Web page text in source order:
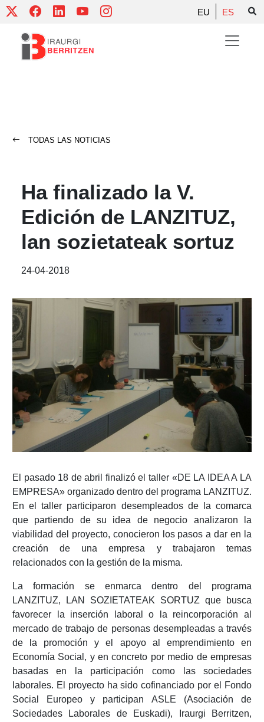
Skip
content
EU ES
TODAS LAS NOTICIAS
Ha finalizado la V.
Edición de LANZITUZ,
lan sozietateak sortuz
24-04-2018
El pasado 18 de abril finalizó el taller «DE LA IDEA A LA
EMPRESA» organizado dentro del programa LANZITUZ.
En el taller participaron desempleados de la comarca
que partiendo de su idea de negocio analizaron la
viabilidad del proyecto, conocieron los pasos a dar en la
creación de una empresa y trabajaron temas
relacionados con la gestión de la misma.
La formación se enmarca dentro del programa
LANZITUZ, LAN SOZIETATEAK SORTUZ que busca
favorecer la inserción laboral o la reincorporación al
mercado de trabajo de personas desempleadas a través
de la promoción y el apoyo al emprendimiento en
Economía Social, y en concreto por medio de empresas
basadas en la participación como las sociedades
laborales. El proyecto ha sido cofinanciado por el Fondo
Social Europeo y participan ASLE (Asociación de
Sociedades Laborales de Euskadi), Iraurgi Berritzen,